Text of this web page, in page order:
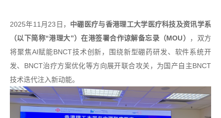
2025年11月23日， 中硼医疗与香港理工大学医疗科技及资讯学系
（以下简称“港理大”）在港签署合作谅解备忘录（MOU）
，双方
将聚焦AI赋能BNCT技术创新，围绕新型硼药研发、软件系统开
发、BNCT治疗方案优化等方向展开联合攻关，为国产自主BNCT
技术迭代注入新动能。